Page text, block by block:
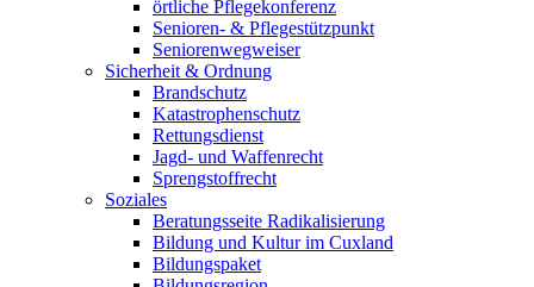
örtliche Pflegekonferenz
Senioren- & Pflegestützpunkt
Seniorenwegweiser
Sicherheit & Ordnung
Brandschutz
Katastrophenschutz
Rettungsdienst
Jagd- und Waffenrecht
Sprengstoffrecht
Soziales
Beratungsseite Radikalisierung
Bildung und Kultur im Cuxland
Bildungspaket